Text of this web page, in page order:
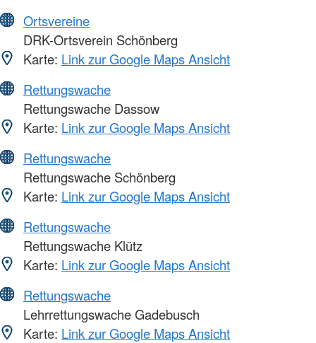
Ortsvereine
DRK-Ortsverein Schönberg
Karte: Link zur Google Maps Ansicht
Rettungswache
Rettungswache Dassow
Karte: Link zur Google Maps Ansicht
Rettungswache
Rettungswache Schönberg
Karte: Link zur Google Maps Ansicht
Rettungswache
Rettungswache Klütz
Karte: Link zur Google Maps Ansicht
Rettungswache
Lehrrettungswache Gadebusch
Karte: Link zur Google Maps Ansicht